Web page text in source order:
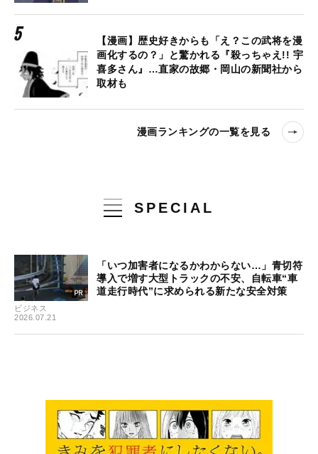
【漫画】歴史好きからも「え？この武将を漫
画化するの？」と驚かれる『殺っちゃえ!! 宇
喜多さん』…直家の故郷・岡山の新聞社から
取材も
漫画ランキングの一覧を見る
SPECIAL
ビジネス
2026.07.21
「いつ加害者になるかわからない…」青切符
導入で増す大型トラックの不安、自転車“車
道走行時代”に求められる新たな安全対策